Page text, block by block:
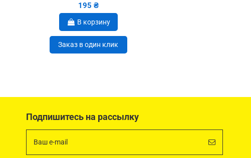
195 ₴
В корзину
Заказ в один клик
Подпишитесь на рассылку